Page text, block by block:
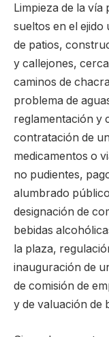
Limpieza de la
sueltos en el
de patios,
y callejones,
caminos de
problema de
reglamentación y
contratación de
medicamentos o
no pudientes,
alumbrado
designación de
bebidas
la plaza,
inauguración de
de comisión de
y de valuación de